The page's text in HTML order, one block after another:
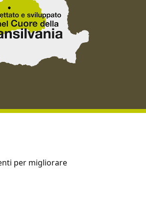
per migliorare